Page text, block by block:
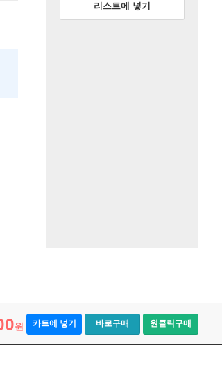
리스트에 넣기
원 카트에 넣기 바로구매 원클릭구매